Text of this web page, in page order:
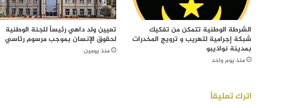
الشرطة الوطنية تتمكن من تفكيك
شبكة إجرامية لتهريب و ترويج المخدرات
بمدينة نواذيبو
منذ يوم واحد
تعيين ولد داهي رئيساً للجنة الوطنية
لحقوق الإنسان بموجب مرسوم رئاسي
منذ يومين
اترك تعليقاً